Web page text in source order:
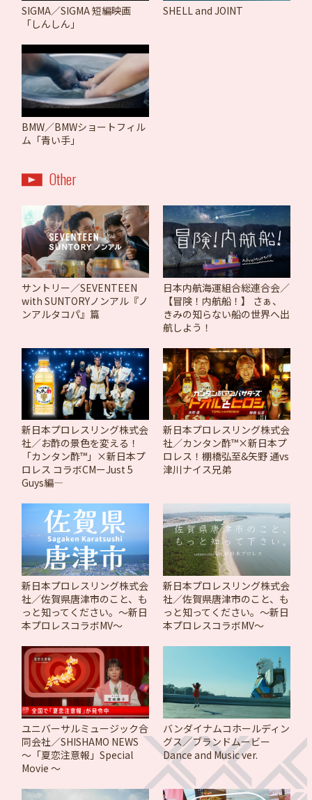
SIGMA／SIGMA 短編映画
「しんしん」
SHELL and JOINT
BMW／BMWショートフィル
ム「青い手」
Other
サントリー／SEVENTEEN
with SUNTORYノンアル『ノ
ンアルタコパ』篇
日本内航海運組合総連合会／
【冒険！内航船！】 さぁ、
きみの知らない船の世界へ出
航しよう！
新日本プロレスリング株式会
社／お酢の景色を変える！
「カンタン酢™」×新日本プ
ロレス コラボCMーJust 5
Guys編―
新日本プロレスリング株式会
社／カンタン酢™×新日本プ
ロレス！棚橋弘至&矢野 通vs
津川ナイス兄弟
新日本プロレスリング株式会
社／佐賀県唐津市のこと、も
っと知ってください。～新日
本プロレスコラボMV～
新日本プロレスリング株式会
社／佐賀県唐津市のこと、も
っと知ってください。～新日
本プロレスコラボMV～
ユニバーサルミュージック合
同会社／SHISHAMO NEWS
〜「夏恋注意報」Special
Movie 〜
バンダイナムコホールディン
グス／ブランドムービー
Dance and Music ver.